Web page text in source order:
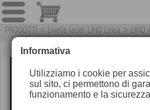
PRODOTTI > Livelle laser LINO Leica > LINO
Informativa
Utilizziamo i cookie per
sul sito, ci permettono di
funzionamento e la